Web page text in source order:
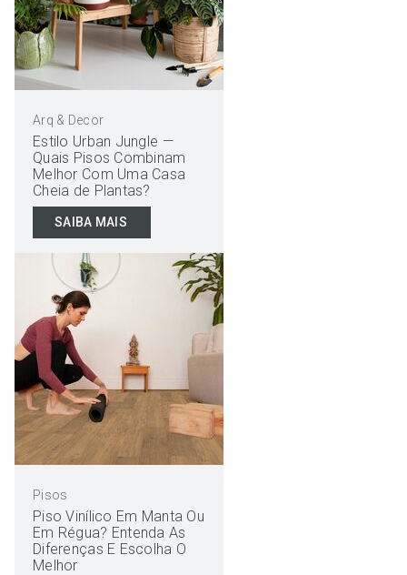
Arq & Decor
Estilo Urban Jungle —
Quais Pisos Combinam
Melhor Com Uma Casa
Cheia de Plantas?
SAIBA MAIS
Pisos
Piso Vinílico Em Manta Ou
Em Régua? Entenda As
Diferenças E Escolha O
Melhor